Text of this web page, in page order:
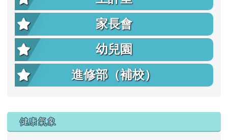
家長會
幼兒園
進修部（補校）
右邊區域內容
健康氣象